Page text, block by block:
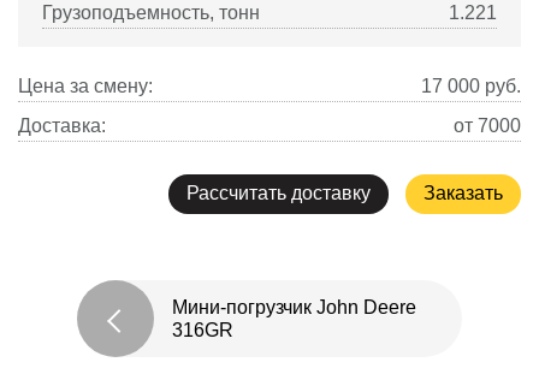
Грузоподъемность, тонн
1.221
Цена за смену: 17 000 руб.
Доставка:
от 7000
Рассчитать доставку Заказать
Мини-погрузчик John Deere
316GR